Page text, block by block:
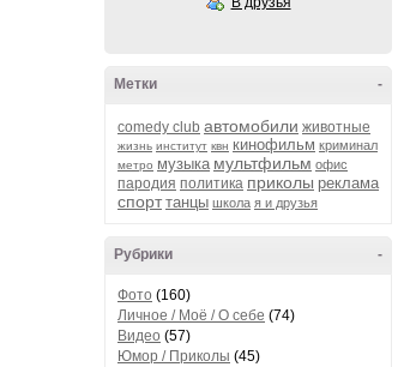
-
Метки
comedy club автомобили животные
жизнь институт квн кинофильм криминал
метро музыка мультфильм офис
пародия политика приколы реклама
спорт танцы школа я и друзья
-
Рубрики
Фото (160)
Личное / Моё / О себе (74)
Видео (57)
Юмор / Приколы (45)